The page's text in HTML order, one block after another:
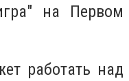
на Первом
работать над